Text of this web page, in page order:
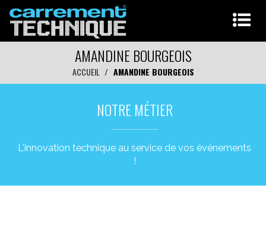
AMANDINE BOURGEOIS
ACCUEIL AMANDINE BOURGEOIS
NOTRE MÉTIER
L'innovation technique au service de vos événements
!